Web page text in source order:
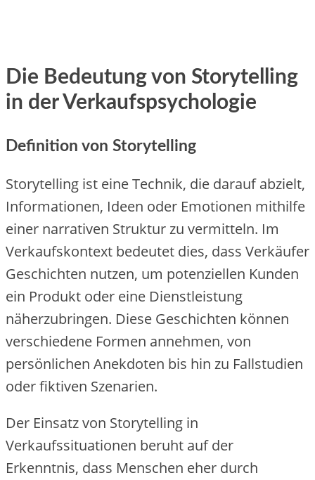
Die Bedeutung von Storytelling
in der Verkaufspsychologie
Definition von Storytelling
Storytelling ist eine Technik, die darauf abzielt,
Informationen, Ideen oder Emotionen mithilfe
einer narrativen Struktur zu vermitteln. Im
Verkaufskontext bedeutet dies, dass Verkäufer
Geschichten nutzen, um potenziellen Kunden
ein Produkt oder eine Dienstleistung
näherzubringen. Diese Geschichten können
verschiedene Formen annehmen, von
persönlichen Anekdoten bis hin zu Fallstudien
oder fiktiven Szenarien.
Der Einsatz von Storytelling in
Verkaufssituationen beruht auf der
Erkenntnis, dass Menschen eher durch